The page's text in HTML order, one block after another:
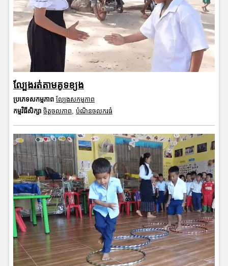
ល្បែងរត់តាមគូទខ្យង
ប្រភេទសកម្មភាព ល្បែងសកម្មភាព
កម្មវិធីសិក្សា ចិត្តចលភាព បំណិនចលករធំ